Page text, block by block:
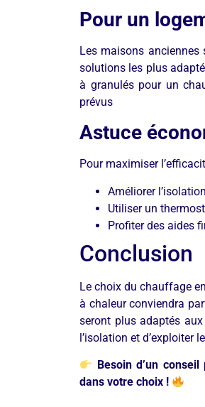
Pour un
Les maisons
solutions les plus
à granulés pour un
prévus
Astuce
Pour maximiser
Améliorer
Utiliser un
Profiter des aides
Conclusion
Le choix du chauffage
à chaleur conviendra
seront plus adaptés aux
l’isolation et d’exploiter
Besoin d’un
dans votre choix !